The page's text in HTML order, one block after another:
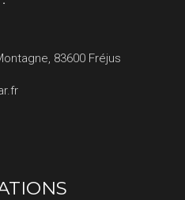
83600 Fréjus